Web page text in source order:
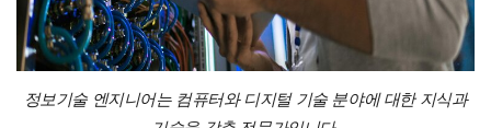
정보기술 엔지니어는 컴퓨터와 디지털 기술 분야에 대한 지식과